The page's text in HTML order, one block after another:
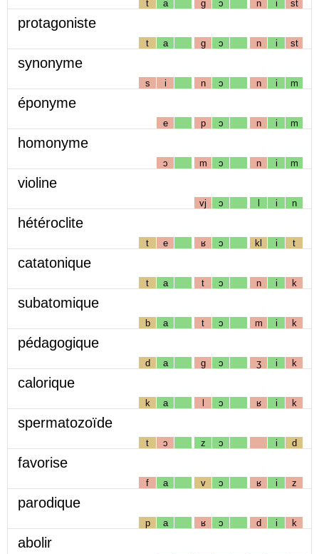
t a g ɔ n i st
protagoniste
t a g ɔ n i st
synonyme
s i n ɔ n i m
éponyme
e p ɔ n i m
homonyme
ɔ m ɔ n i m
violine
vj ɔ l i n
hétéroclite
t e ʁ ɔ kl i t
catatonique
t a t ɔ n i k
subatomique
b a t ɔ m i k
pédagogique
d a g ɔ ʒ i k
calorique
k a l ɔ ʁ i k
spermatozoïde
t ɔ z ɔ i d
favorise
f a v ɔ ʁ i z
parodique
p a ʁ ɔ d i k
abolir